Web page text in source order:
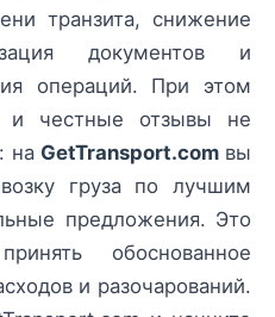
транзита, снижение
документов и
операций. При этом
честные отзывы не
на GetTransport.comвы
груза по лучшим
предложения. Это
обоснованное
и разочарований.